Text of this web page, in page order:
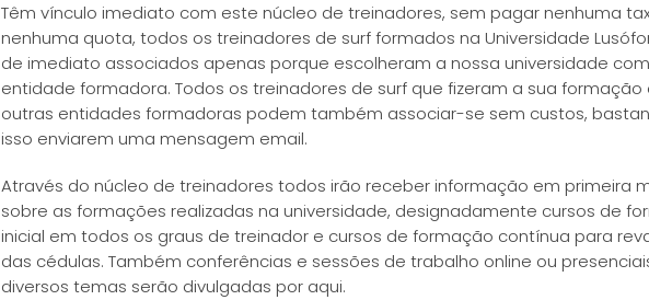
Têm vínculo imediato com este núcleo de treinadores, sem pagar nenhuma
nenhuma quota, todos os treinadores de surf formados na Universidade
de imediato associados apenas porque escolheram a nossa universidade
entidade formadora. Todos os treinadores de surf que fizeram a sua formação
outras entidades formadoras podem também associar-se sem custos,
isso enviarem uma mensagem email.
Através do núcleo de treinadores todos irão receber informação em primeira
sobre as formações realizadas na universidade, designadamente cursos de
inicial em todos os graus de treinador e cursos de formação contínua para
das cédulas. Também conferências e sessões de trabalho online ou
diversos temas serão divulgadas por aqui.